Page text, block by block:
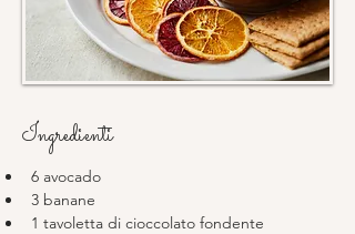
Ingredienti
6 avocado
3 banane
1 tavoletta di cioccolato fondente